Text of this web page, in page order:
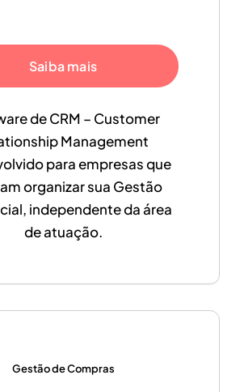
Saiba mais
de CRM – Customer
Management
para empresas que
organizar sua Gestão
independente da área
de atuação.
Gestão de Compras